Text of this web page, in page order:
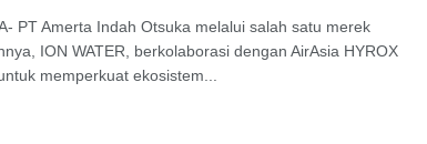
PT Amerta Indah Otsuka melalui salah satu merek
ION WATER, berkolaborasi dengan AirAsia HYROX
memperkuat ekosistem...